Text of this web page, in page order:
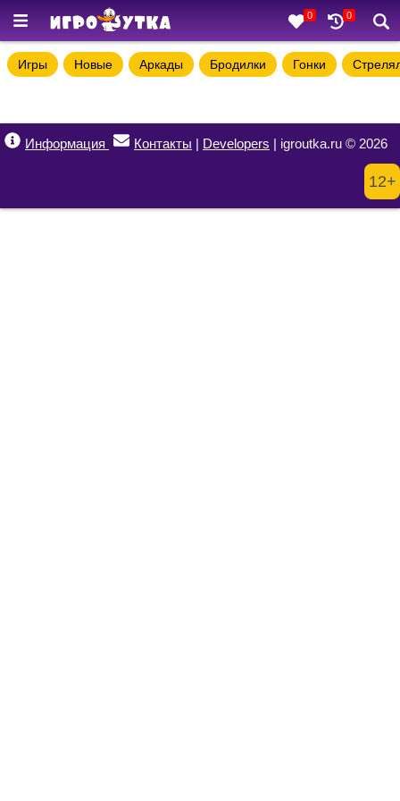
0 0
Игры Новые Аркады Бродилки Гонки
Информация Контакты | Developers | igroutka.ru © 2026
12+